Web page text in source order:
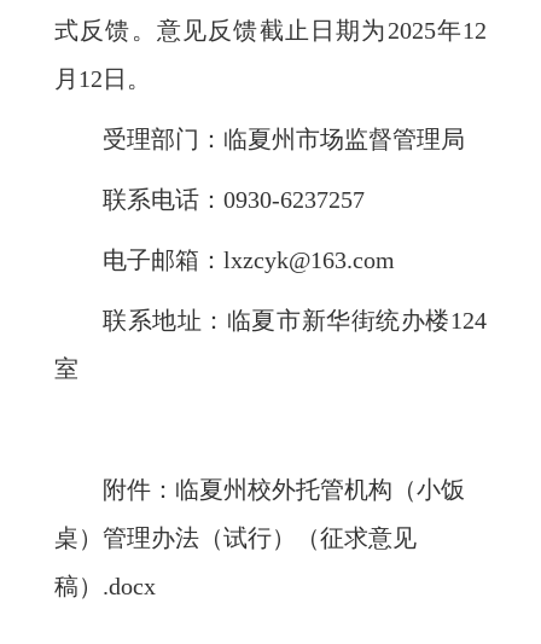
式反馈。意见反馈截止日期为2025年12
月12日。
受理部门：临夏州市场监督管理局
联系电话：0930-6237257
电子邮箱：lxzcyk@163.com
联系地址：临夏市新华街统办楼124
室
附件： 临夏州校外托管机构（小饭
桌）管理办法（试行）（征求意见
稿）.docx